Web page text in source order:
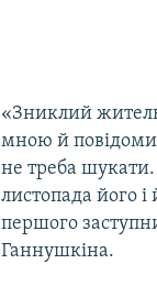
«Зниклий
мною й
не треба шукати.
листопада його
першого
Ганнушкіна.